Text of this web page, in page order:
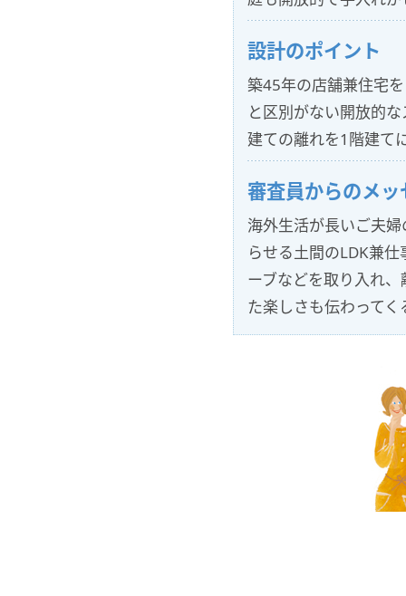
設計のポイント
築45年の店舗兼住宅
と区別がない開放的
建ての離れを1階建て
審査員からのメッ
海外生活が長いご夫
らせる土間のLDK兼
ーブなどを取り入れ
た楽しさも伝わってく